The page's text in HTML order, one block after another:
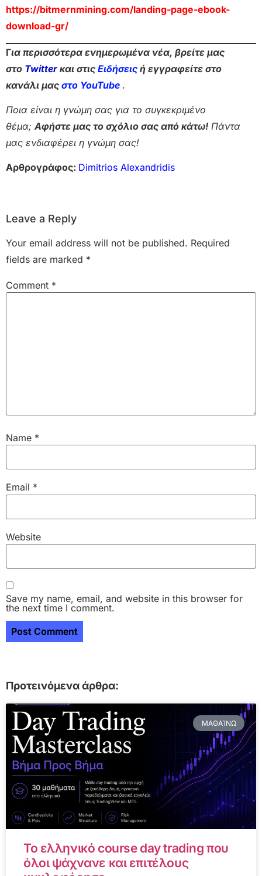
https://bitmernmining.com/landing-page-ebook-
download-gr/
Για περισσότερα ενημερωμένα νέα, βρείτε μας
στο Twitter και στις Ειδήσεις ή εγγραφείτε στο
κανάλι μας στο YouTube .
Ποια είναι η γνώμη σας για το συγκεκριμένο
θέμα; Αφήστε μας το σχόλιο σας από κάτω! Πάντα
μας ενδιαφέρει η γνώμη σας!
Αρθρογράφος: Dimitrios Alexandridis
Leave a Reply
Your email address will not be published. Required
fields are marked *
Comment *
Name *
Email *
Website
Save my name, email, and website in this browser for
the next time I comment.
Προτεινόμενα άρθρα:
ΜΑΘΑΊΝΩ
Το ελληνικό course day trading που
όλοι ψάχνανε και επιτέλους